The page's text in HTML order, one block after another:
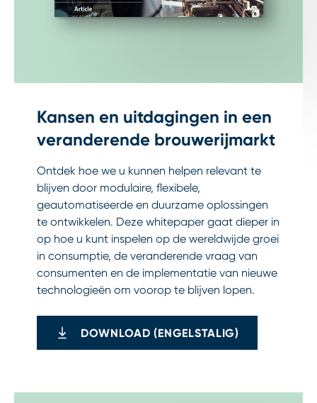
Kansen en uitdagingen in een
veranderende brouwerijmarkt
Ontdek hoe we u kunnen helpen relevant te
blijven door modulaire, flexibele,
geautomatiseerde en duurzame oplossingen
te ontwikkelen. Deze whitepaper gaat dieper in
op hoe u kunt inspelen op de wereldwijde groei
in consumptie, de veranderende vraag van
consumenten en de implementatie van nieuwe
technologieën om voorop te blijven lopen.
DOWNLOAD (ENGELSTALIG)